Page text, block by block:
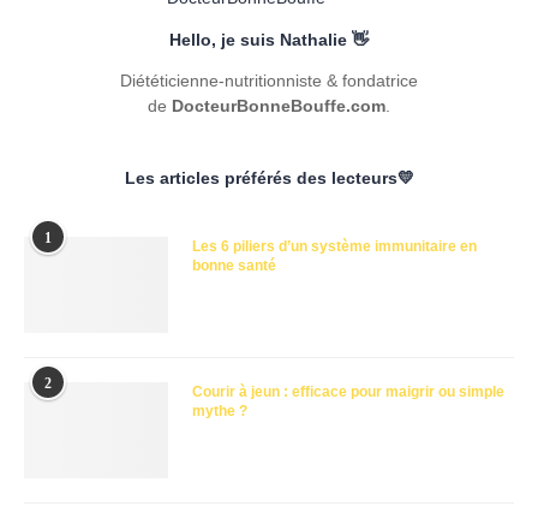
Hello, je suis Nathalie 👋
Diététicienne-nutritionniste & fondatrice
de DocteurBonneBouffe.com
Les articles préférés des lecteurs💛
1
Les 6 piliers d’un système immunitaire en
bonne santé
2
Courir à jeun : efficace pour maigrir ou simple
mythe ?